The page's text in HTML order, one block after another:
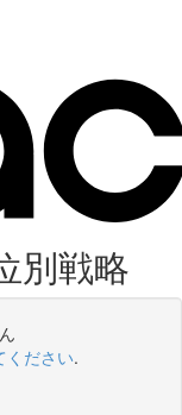
別戦略
ください.